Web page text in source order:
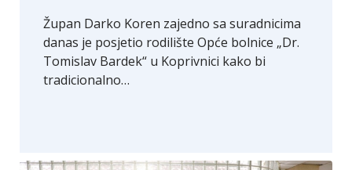
Župan Darko Koren zajedno sa suradnicima
danas je posjetio rodilište Opće bolnice „Dr.
Tomislav Bardek“ u Koprivnici kako bi
tradicionalno…